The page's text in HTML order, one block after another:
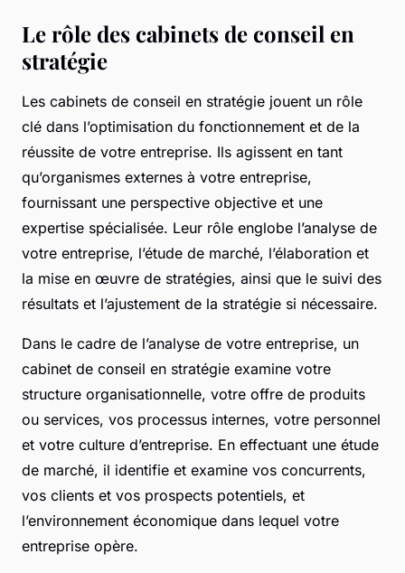
Le rôle des cabinets de conseil en
stratégie
Les cabinets de conseil en stratégie jouent un rôle
clé dans l’optimisation du fonctionnement et de la
réussite de votre entreprise. Ils agissent en tant
qu’organismes externes à votre entreprise,
fournissant une perspective objective et une
expertise spécialisée. Leur rôle englobe l’analyse de
votre entreprise, l’étude de marché, l’élaboration et
la mise en œuvre de stratégies, ainsi que le suivi des
résultats et l’ajustement de la stratégie si nécessaire.
Dans le cadre de l’analyse de votre entreprise, un
cabinet de conseil en stratégie examine votre
structure organisationnelle, votre offre de produits
ou services, vos processus internes, votre personnel
et votre culture d’entreprise. En effectuant une étude
de marché, il identifie et examine vos concurrents,
vos clients et vos prospects potentiels, et
l’environnement économique dans lequel votre
entreprise opère.